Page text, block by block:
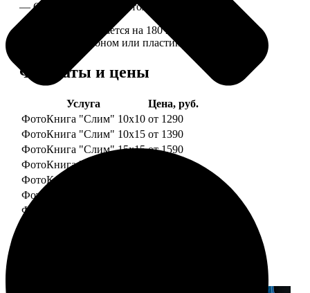
— Страницы плотные, толщина 1 мм.
— Книга раскрывается на 180 градусов, развороты
укреплены картоном или пластиком.
Форматы и цены
Услуга
Цена, руб.
ФотоКнига "Слим" 10x10 от 1290
ФотоКнига "Слим" 10x15 от 1390
ФотоКнига "Слим" 15x15 от 1590
ФотоКнига "Слим" 15x20
ФотоКнига "Слим" 20x20
ФотоКнига "Слим" 20x30
ФотоКнига "Слим" 25x25